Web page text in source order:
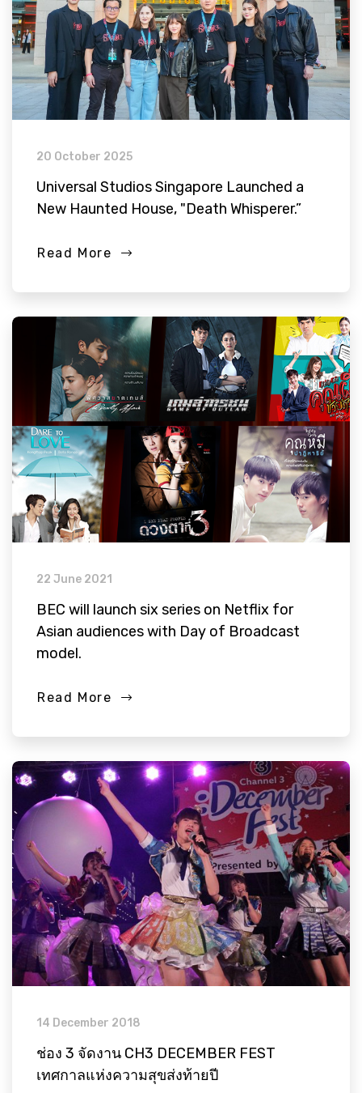
20 October 2025
Universal Studios Singapore Launched a
New Haunted House, "Death Whisperer.”
Read More
22 June 2021
BEC will launch six series on Netflix for
Asian audiences with Day of Broadcast
model.
Read More
14 December 2018
ช่อง 3 จัดงาน CH3 DECEMBER FEST
เทศกาลแห่งความสุขส่งท้ายปี